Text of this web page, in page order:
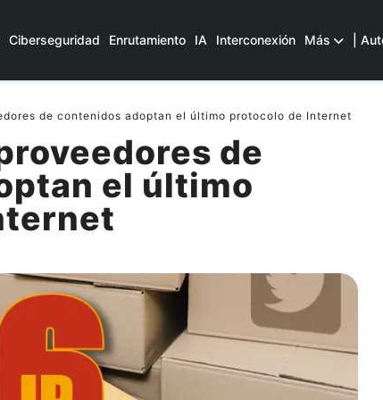
Ciberseguridad Enrutamiento IA Interconexión Más |
de contenidos adoptan el último protocolo de Internet
de
el último